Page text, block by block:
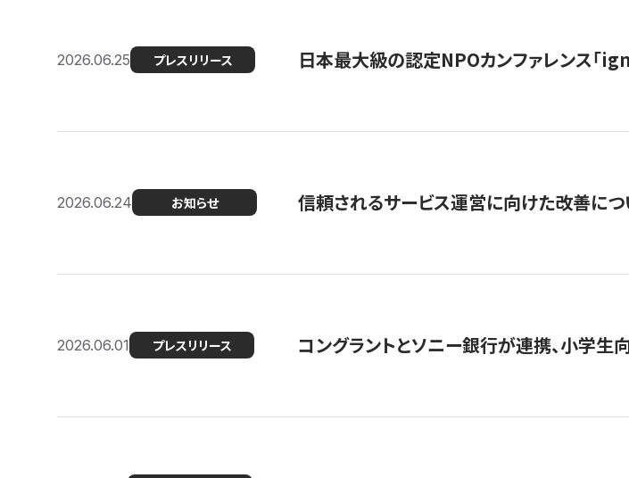
2026.06.25 プレスリリース 日本最大級の認定NPOカンファレンス「
2026.06.24 お知らせ 信頼されるサービス運営に向けた改善につ
2026.06.01 プレスリリース コングラントとソニー銀行が連携、小学